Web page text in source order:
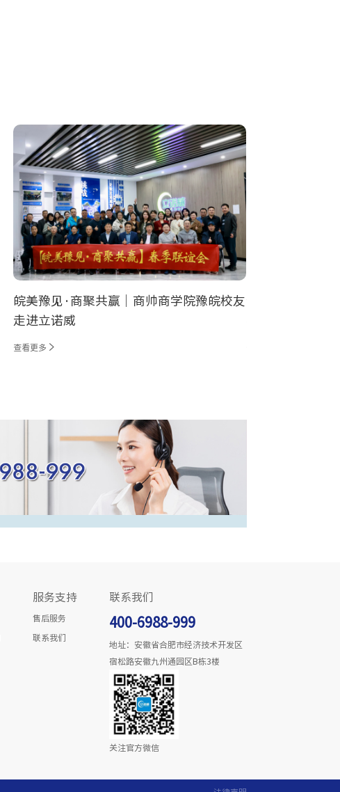
皖美豫见·商聚共赢｜商帅商学院豫皖校友
走进立诺威
查看更多
服务支持
售后服务
联系我们
联系我们
400-6988-999
地址：安徽省合肥市经济技术开发区
宿松路安徽九州通园区B栋3楼
关注官方微信